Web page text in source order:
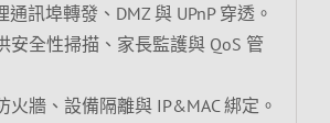
通訊埠轉發、DMZ 與 UPnP 穿透。
安全性掃描、家長監護與 QoS 管
火牆、設備隔離與 IP&MAC 綁定。